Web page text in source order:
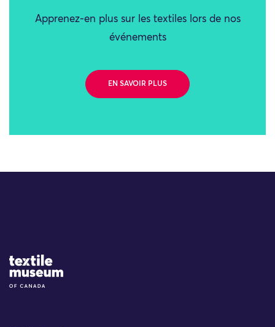
Apprenez-en plus sur les textiles lors de nos
événements
EN SAVOIR PLUS
Site Logo